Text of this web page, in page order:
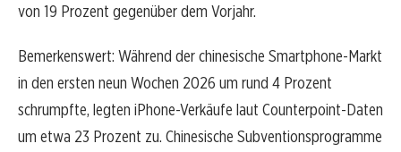
von 19 Prozent gegenüber dem Vorjahr.
Bemerkenswert: Während der chinesische Smartphone-Markt
in den ersten neun Wochen 2026 um rund 4 Prozent
schrumpfte, legten iPhone-Verkäufe laut Counterpoint-Daten
um etwa 23 Prozent zu. Chinesische Subventionsprogramme